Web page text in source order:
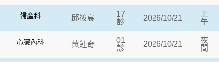
婦產科 邱筱宸
17
診
2026/10/21
上
午
心臟內科 黃蓮奇
01
診
2026/10/21
夜
間